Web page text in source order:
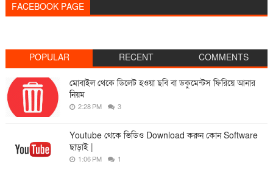
FACEBOOK PAGE
POPULAR RECENT COMMENTS
মোবাইল থেকে ডিলেট হওয়া ছবি বা ডকুমেন্টস ফিরিয়ে আনার
নিয়ম
2:28 PM 3
Youtube থেকে ভিডিও Download করুন কোন Software
ছাড়াই |
1:06 PM 1